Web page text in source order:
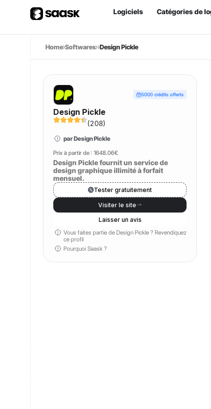
Logiciels Catégories de
Home Softwares Design Pickle
5000 crédits offerts
Design Pickle
(208)
par Design Pickle
Prix à partir de : 1648.06€
Design Pickle fournit un service de
design graphique illimité à forfait
mensuel.
Tester gratuitement
Visiter le site
Laisser un avis
Vous faites partie de Design Pickle ?Revendiquez
ce profil
Pourquoi Saask ?